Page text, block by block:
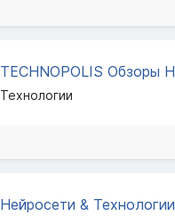
Технологии
Нейросети &